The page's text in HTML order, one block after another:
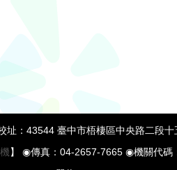
：43544 臺中市梧棲區中央路二段十
】 ◉傳真：04-2657-7665 ◉機關代碼